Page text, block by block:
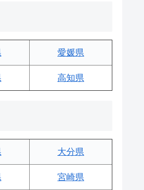
愛媛県
高知県
大分県
宮崎県